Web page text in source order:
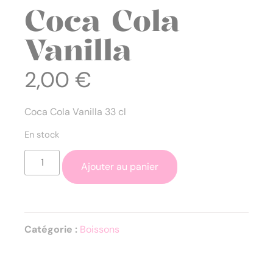
Coca Cola
Vanilla
2,00 €
Coca Cola Vanilla 33 cl
En stock
Ajouter au panier
Catégorie : Boissons